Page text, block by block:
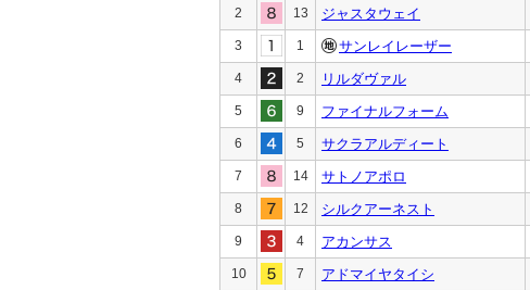
2 13 ジャスタウェイ
3 1 サンレイレーザー
4 2 リルダヴァル
5 9 ファイナルフォーム
6 5 サクラアルディート
7 14 サトノアポロ
8 12 シルクアーネスト
9 4 アカンサス
10 7 アドマイヤタイシ